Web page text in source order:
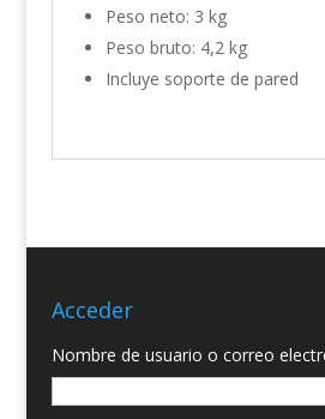
Peso neto: 3 kg
Peso bruto: 4,2 kg
Incluye soporte de pared
Acceder
Nombre de usuario o correo